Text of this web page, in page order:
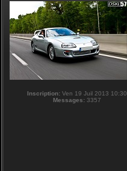
Inscription: Ven 19 Juil 2013 10:30
Messages: 3357